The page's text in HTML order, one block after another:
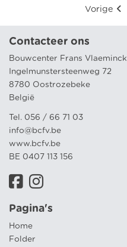
Vorige
Contacteer ons
Bouwcenter Frans Vlaeminck
Ingelmunstersteenweg 72
8780 Oostrozebeke
België
Tel. 056 / 66 71 03
info@bcfv.be
www.bcfv.be
BE 0407 113 156
Pagina's
Home
Folder